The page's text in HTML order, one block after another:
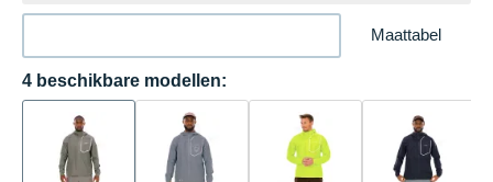
Maattabel
4 beschikbare modellen: